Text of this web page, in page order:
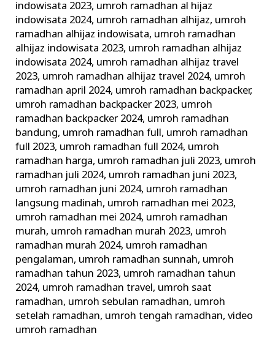
indowisata 2023, umroh ramadhan al hijaz
indowisata 2024, umroh ramadhan alhijaz, umroh
ramadhan alhijaz indowisata, umroh ramadhan
alhijaz indowisata 2023, umroh ramadhan alhijaz
indowisata 2024, umroh ramadhan alhijaz travel
2023, umroh ramadhan alhijaz travel 2024, umroh
ramadhan april 2024, umroh ramadhan backpacker,
umroh ramadhan backpacker 2023, umroh
ramadhan backpacker 2024, umroh ramadhan
bandung, umroh ramadhan full, umroh ramadhan
full 2023, umroh ramadhan full 2024, umroh
ramadhan harga, umroh ramadhan juli 2023, umroh
ramadhan juli 2024, umroh ramadhan juni 2023,
umroh ramadhan juni 2024, umroh ramadhan
langsung madinah, umroh ramadhan mei 2023,
umroh ramadhan mei 2024, umroh ramadhan
murah, umroh ramadhan murah 2023, umroh
ramadhan murah 2024, umroh ramadhan
pengalaman, umroh ramadhan sunnah, umroh
ramadhan tahun 2023, umroh ramadhan tahun
2024, umroh ramadhan travel, umroh saat
ramadhan, umroh sebulan ramadhan, umroh
setelah ramadhan, umroh tengah ramadhan,video
umroh ramadhan